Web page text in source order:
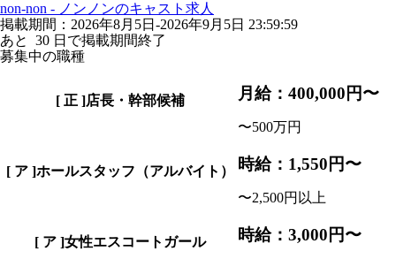
non-non - ノンノンのキャスト求人
掲載期間：2026年8月5日-2026年9月5日 23:59:59
あと 30 日で掲載期間終了
募集中の職種
[ 正 ]店長・幹部候補 月給：400,000円〜
〜500万円
[ ア ]ホールスタッフ（アルバイト） 時給：1,550円〜
〜2,500円以上
[ ア ]女性エスコートガール 時給：3,000円〜